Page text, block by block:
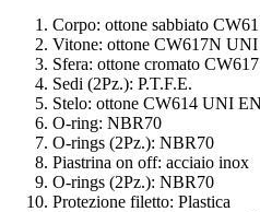
Corpo: ottone sabbiato
Vitone: ottone CW617N
Sfera: ottone cromato
Sedi (2Pz.): P.T.F.E.
Stelo: ottone CW614 UNI
O-ring: NBR70
O-rings (2Pz.): NBR70
Piastrina on off: acciaio inox
O-rings (2Pz.): NBR70
Protezione filetto: Plastica